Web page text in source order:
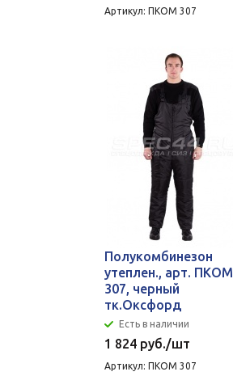
Артикул: ПКОМ 307
Полукомбинезон
утеплен., арт. ПКОМ
307, черный
тк.Оксфорд
Есть в наличии
1 824 руб./шт
Артикул: ПКОМ 307